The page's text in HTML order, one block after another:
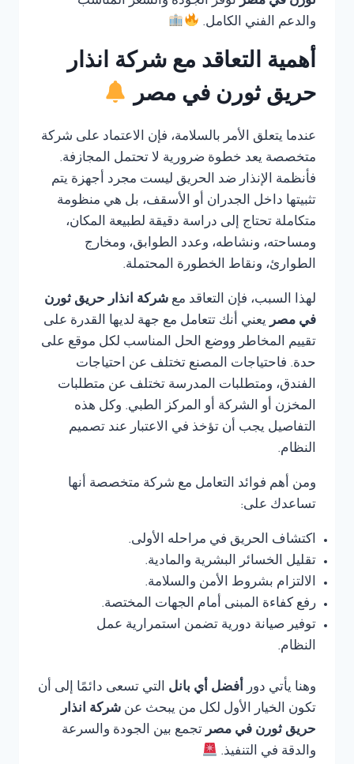
والدعم الفني الكامل.
أهمية التعاقد مع شركة انذار
حريق ثورن في مصر
عندما يتعلق الأمر بالسلامة، فإن الاعتماد على شركة
متخصصة يعد خطوة ضرورية لا تحتمل المجازفة.
فأنظمة الإنذار ضد الحريق ليست مجرد أجهزة يتم
تثبيتها داخل الجدران أو الأسقف، بل هي منظومة
متكاملة تحتاج إلى دراسة دقيقة لطبيعة المكان،
ومساحته، ونشاطه، وعدد الطوابق، ومخارج
الطوارئ، ونقاط الخطورة المحتملة.
لهذا السبب، فإن التعاقد مع شركة انذار حريق ثورن
في مصر يعني أنك تتعامل مع جهة لديها القدرة على
تقييم المخاطر ووضع الحل المناسب لكل موقع على
حدة. فاحتياجات المصنع تختلف عن احتياجات
الفندق، ومتطلبات المدرسة تختلف عن متطلبات
المخزن أو الشركة أو المركز الطبي. وكل هذه
التفاصيل يجب أن تؤخذ في الاعتبار عند تصميم
النظام.
ومن أهم فوائد التعامل مع شركة متخصصة أنها
تساعدك على:
اكتشاف الحريق في مراحله الأولى.
تقليل الخسائر البشرية والمادية.
الالتزام بشروط الأمن والسلامة.
رفع كفاءة المبنى أمام الجهات المختصة.
توفير صيانة دورية تضمن استمرارية عمل
النظام.
وهنا يأتي دور أفضل أي بانل التي تسعى دائمًا إلى أن
تكون الخيار الأول لكل من يبحث عن شركة انذار
حريق ثورن في مصرتجمع بين الجودة والسرعة
والدقة في التنفيذ.